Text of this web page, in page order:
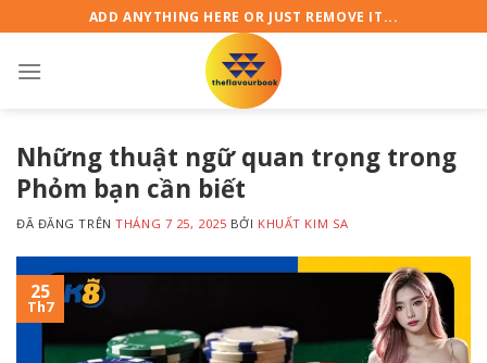
đến
nội
ADD ANYTHING HERE OR JUST REMOVE IT...
Những thuật ngữ quan trọng trong
Phỏm bạn cần biết
ĐÃ ĐĂNG TRÊNTHÁNG 7 25, 2025 BỞI KHUẤT KIM SA
25
Th7